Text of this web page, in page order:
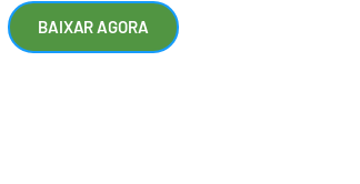
BAIXAR AGORA